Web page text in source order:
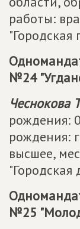
работы:
№24
Чеснокова
рождения:
рождения:
высшее,
№25